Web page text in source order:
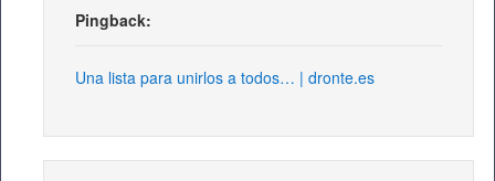
Pingback:
Una lista para unirlos a todos… | dronte.es